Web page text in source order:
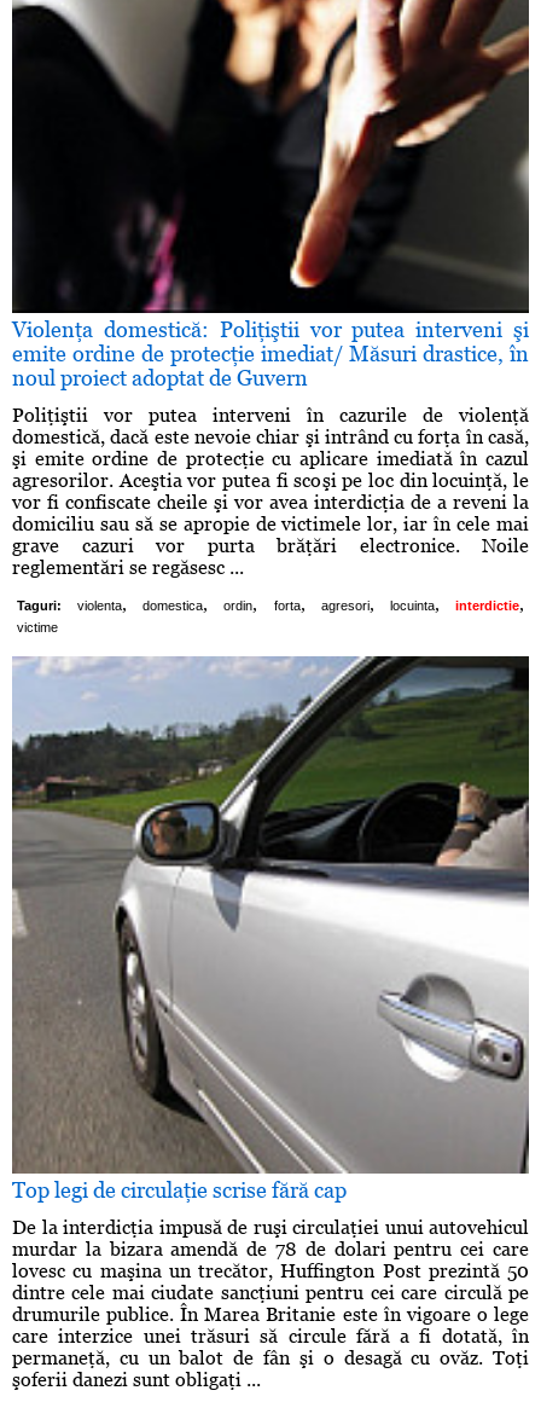
Violenţa domestică: Poliţiştii vor putea interveni şi
emite ordine de protecţie imediat/ Măsuri drastice, în
noul proiect adoptat de Guvern
Poliţiştii vor putea interveni în cazurile de violenţă
domestică, dacă este nevoie chiar şi intrând cu forţa în casă,
şi emite ordine de protecţie cu aplicare imediată în cazul
agresorilor. Aceştia vor putea fi scoşi pe loc din locuinţă, le
vor fi confiscate cheile şi vor avea interdicţia de a reveni la
domiciliu sau să se apropie de victimele lor, iar în cele mai
grave cazuri vor purta brăţări electronice. Noile
reglementări se regăsesc ...
Taguri: violenta, domestica, ordin, forta, agresori, locuinta, interdictie,
victime
Top legi de circulaţie scrise fără cap
De la interdicţia impusă de ruşi circulaţiei unui autovehicul
murdar la bizara amendă de 78 de dolari pentru cei care
lovesc cu maşina un trecător, Huffington Post prezintă 50
dintre cele mai ciudate sancţiuni pentru cei care circulă pe
drumurile publice. În Marea Britanie este în vigoare o lege
care interzice unei trăsuri să circule fără a fi dotată, în
permaneţă, cu un balot de fân şi o desagă cu ovăz. Toţi
şoferii danezi sunt obligaţi ...